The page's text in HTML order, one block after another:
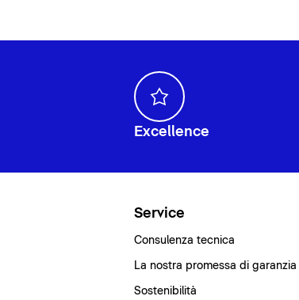
Excellence
Service
Consulenza tecnica
La nostra promessa di garanzia
Sostenibilità